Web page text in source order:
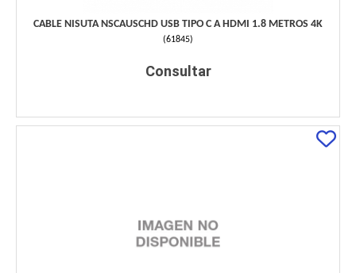
CABLE NISUTA NSCAUSCHD USB TIPO C A HDMI 1.8 METROS 4K
(61845)
Consultar